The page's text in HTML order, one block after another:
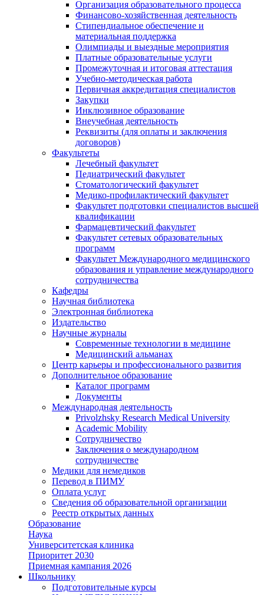
Организация образовательного процесса
Финансово-хозяйственная деятельность
Стипендиальное обеспечение и
материальная поддержка
Олимпиады и выездные мероприятия
Платные образовательные услуги
Промежуточная и итоговая аттестация
Учебно-методическая работа
Первичная аккредитация специалистов
Закупки
Инклюзивное образование
Внеучебная деятельность
Реквизиты (для оплаты и заключения
договоров)
Факультеты
Лечебный факультет
Педиатрический факультет
Стоматологический факультет
Медико-профилактический факультет
Факультет подготовки специалистов высшей
квалификации
Фармацевтический факультет
Факультет сетевых образовательных
программ
Факультет Международного медицинского
образования и управление международного
сотрудничества
Кафедры
Научная библиотека
Электронная библиотека
Издательство
Научные журналы
Современные технологии в медицине
Медицинский альманах
Центр карьеры и профессионального развития
Дополнительное образование
Каталог программ
Документы
Международная деятельность
Privolzhsky Research Medical University
Academic Mobility
Сотрудничество
Заключения о международном
сотрудничестве
Медики для немедиков
Перевод в ПИМУ
Оплата услуг
Сведения об образовательной организации
Реестр открытых данных
Образование
Наука
Университетская клиника
Приоритет 2030
Приемная кампания 2026
Школьнику
Подготовительные курсы